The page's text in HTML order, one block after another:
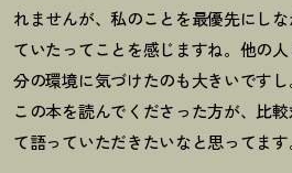
れませんが、私のことを最優先にし
ていたってことを感じますね。他の
分の環境に気づけたのも大きいですし
この本を読んでくださった方が、比
て語っていただきたいなと思ってます